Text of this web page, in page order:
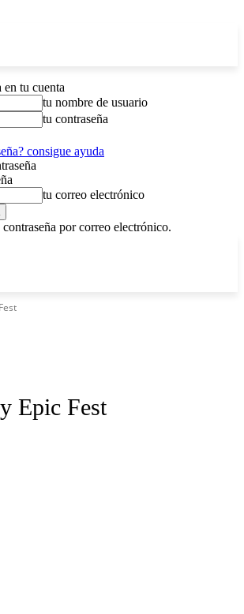
en tu cuenta
tu nombre de usuario
tu contraseña
consigue ayuda
tu correo electrónico
por correo electrónico.
Epic Fest